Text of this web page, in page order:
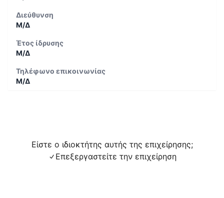
Διεύθυνση
Μ/Δ
Έτος ίδρυσης
Μ/Δ
Τηλέφωνο επικοινωνίας
Μ/Δ
Είστε ο ιδιοκτήτης αυτής της επιχείρησης;
Επεξεργαστείτε την επιχείρηση